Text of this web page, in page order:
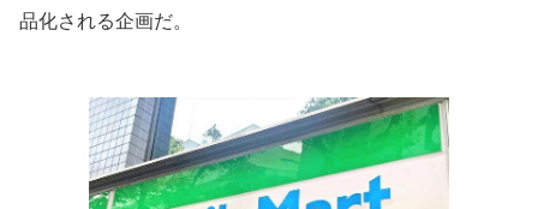
品化される企画だ。